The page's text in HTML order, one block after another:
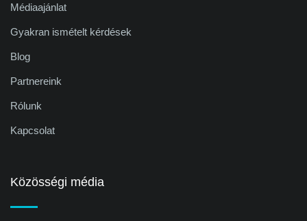
Médiaajánlat
Gyakran ismételt kérdések
Blog
Partnereink
Rólunk
Kapcsolat
Közösségi média